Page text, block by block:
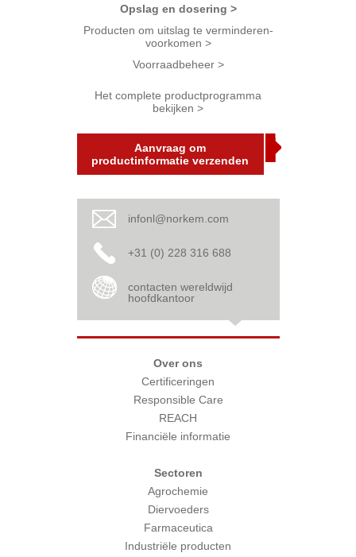
Opslag en dosering >
Producten om uitslag te verminderen-
voorkomen >
Voorraadbeheer >
Het complete productprogramma
bekijken >
Aanvraag om
productinformatie verzenden
infonl@norkem.com
+31 (0) 228 316 688
contacten wereldwijd
hoofdkantoor
Over ons
Certificeringen
Responsible Care
REACH
Financiële informatie
Sectoren
Agrochemie
Diervoeders
Farmaceutica
Industriële producten